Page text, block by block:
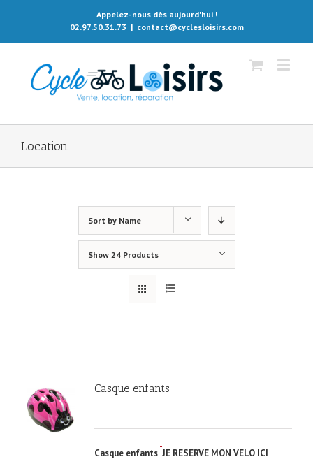
Appelez-nous dès aujourd'hui !
02.97.50.31.73 | contact@cyclesloisirs.com
Location
Sort by Name
Show 24 Products
Casque enfants
Casque enfants JE RESERVE MON VELO ICI